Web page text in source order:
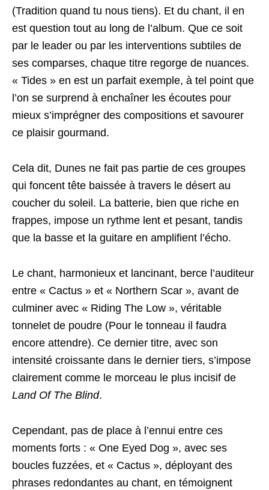
(Tradition quand tu nous tiens). Et du chant, il en
est question tout au long de l’album. Que ce soit
par le leader ou par les interventions subtiles de
ses comparses, chaque titre regorge de nuances.
« Tides » en est un parfait exemple, à tel point que
l’on se surprend à enchaîner les écoutes pour
mieux s’imprégner des compositions et savourer
ce plaisir gourmand.
Cela dit, Dunes ne fait pas partie de ces groupes
qui foncent tête baissée à travers le désert au
coucher du soleil. La batterie, bien que riche en
frappes, impose un rythme lent et pesant, tandis
que la basse et la guitare en amplifient l’écho.
Le chant, harmonieux et lancinant, berce l’auditeur
entre « Cactus » et « Northern Scar », avant de
culminer avec « Riding The Low », véritable
tonnelet de poudre (Pour le tonneau il faudra
encore attendre). Ce dernier titre, avec son
intensité croissante dans le dernier tiers, s’impose
clairement comme le morceau le plus incisif de
Land Of The Blind.
Cependant, pas de place à l’ennui entre ces
moments forts : « One Eyed Dog », avec ses
boucles fuzzées, et « Cactus », déployant des
phrases redondantes au chant, en témoignent